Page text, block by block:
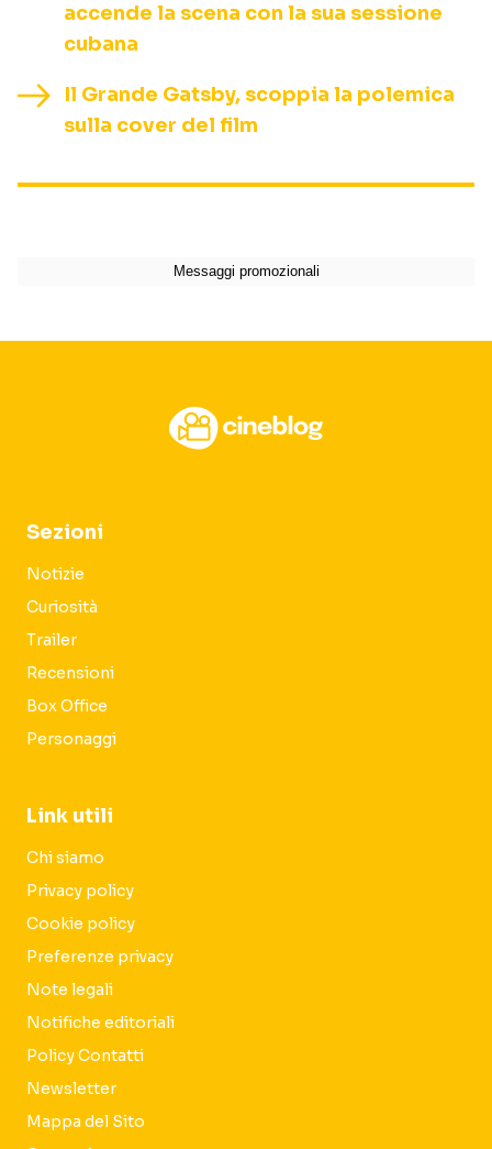
accende la scena con la sua sessione
cubana
Il Grande Gatsby, scoppia la polemica
sulla cover del film
Sezioni
Notizie
Curiosità
Trailer
Recensioni
Box Office
Personaggi
Link utili
Chi siamo
Privacy policy
Cookie policy
Preferenze privacy
Note legali
Notifiche editoriali
Policy Contatti
Newsletter
Mappa del Sito